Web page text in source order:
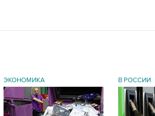
ЭКОНОМИКА В РОССИИ